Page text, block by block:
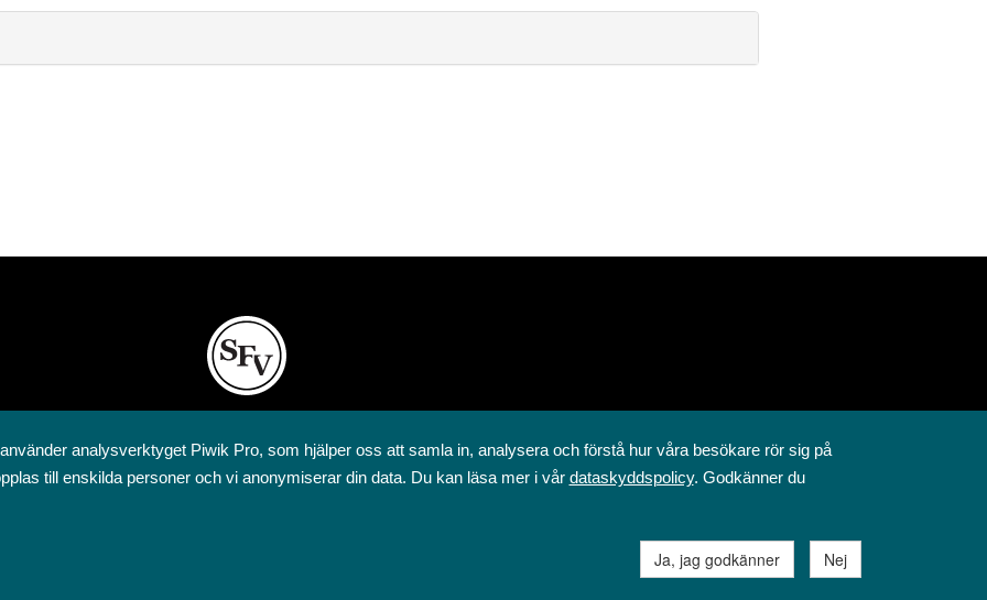
Annegatan 12
00120 Helsingfors
analysverktyget Piwik Pro, som hjälper oss att samla in, analysera och förstå hur våra besökare rör sig på
till enskilda personer och vi anonymiserar din data. Du kan läsa mer i vår dataskyddspolicy. Godkänner du
Ja, jag godkänner Nej